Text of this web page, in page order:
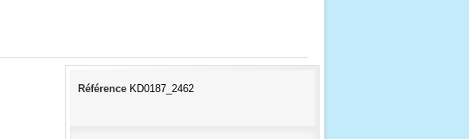
Référence KD0187_2462